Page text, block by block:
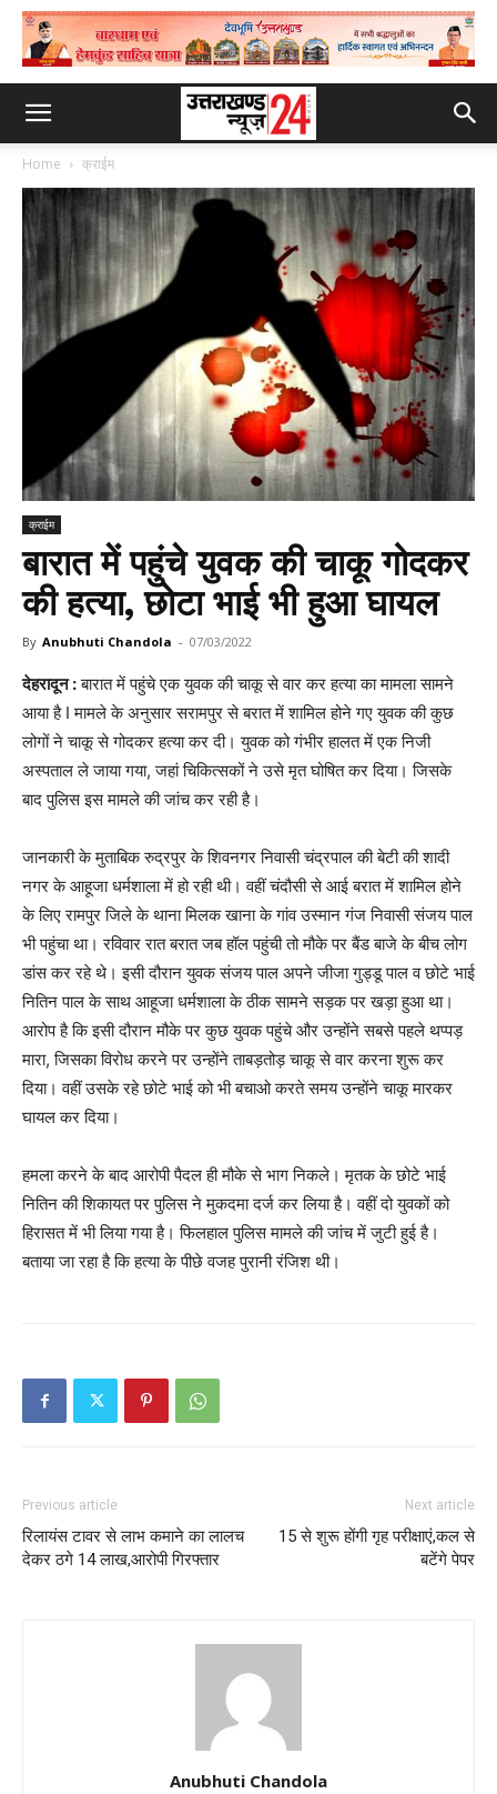
Home क्राईम
क्राईम
बारात में पहुंचे युवक की चाकू गोदकर
की हत्या, छोटा भाई भी हुआ घायल
By Anubhuti Chandola - 07/03/2022
देहरादून :बारात में पहुंचे एक युवक की चाकू से वार कर हत्या का मामला सामने
आया है I मामले के अनुसार सरामपुर से बरात में शामिल होने गए युवक की कुछ
लोगों ने चाकू से गोदकर हत्या कर दी। युवक को गंभीर हालत में एक निजी
अस्पताल ले जाया गया, जहां चिकित्सकों ने उसे मृत घोषित कर दिया। जिसके
बाद पुलिस इस मामले की जांच कर रही है।
जानकारी के मुताबिक रुद्रपुर के शिवनगर निवासी चंद्रपाल की बेटी की शादी
नगर के आहूजा धर्मशाला में हो रही थी। वहीं चंदौसी से आई बरात में शामिल होने
के लिए रामपुर जिले के थाना मिलक खाना के गांव उस्मान गंज निवासी संजय पाल
भी पहुंचा था। रविवार रात बरात जब हॉल पहुंची तो मौके पर बैंड बाजे के बीच लोग
डांस कर रहे थे। इसी दौरान युवक संजय पाल अपने जीजा गुड्डू पाल व छोटे भाई
नितिन पाल के साथ आहूजा धर्मशाला के ठीक सामने सड़क पर खड़ा हुआ था।
आरोप है कि इसी दौरान मौके पर कुछ युवक पहुंचे और उन्होंने सबसे पहले थप्पड़
मारा, जिसका विरोध करने पर उन्होंने ताबड़तोड़ चाकू से वार करना शुरू कर
दिया। वहीं उसके रहे छोटे भाई को भी बचाओ करते समय उन्होंने चाकू मारकर
घायल कर दिया।
हमला करने के बाद आरोपी पैदल ही मौके से भाग निकले। मृतक के छोटे भाई
नितिन की शिकायत पर पुलिस ने मुकदमा दर्ज कर लिया है। वहीं दो युवकों को
हिरासत में भी लिया गया है। फिलहाल पुलिस मामले की जांच में जुटी हुई है।
बताया जा रहा है कि हत्या के पीछे वजह पुरानी रंजिश थी।
Previous article
रिलायंस टावर से लाभ कमाने का लालच
देकर ठगे 14 लाख,आरोपी गिरफ्तार
Next article
15 से शुरू होंगी गृह परीक्षाएं,कल से
बटेंगे पेपर
Anubhuti Chandola